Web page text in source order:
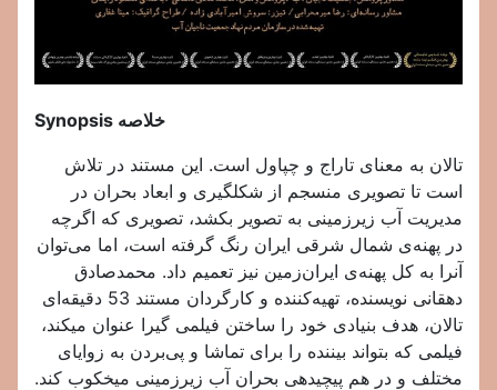
Synopsis خلاصه
تالان به معنای تاراج و چپاول است. این مستند در تلاش
است تا تصویری منسجم از شکلگیری و ابعاد بحران در
مدیریت آب زیرزمینی به تصویر بکشد، تصویری که اگرچه
در پهنه‌ی شمال شرقی ایران رنگ گرفته است، اما می‌توان
آنرا به کل پهنه‌ی ایران‌زمین نیز تعمیم داد. محمدصادق
دهقانی نویسنده، تهیه‌کننده و کارگردان مستند 53 دقیقه‌ای
تالان، هدف بنیادی خود را ساختن فیلمی گیرا عنوان میکند،
فیلمی که بتواند بیننده را برای تماشا و پی‌بردن به زوایای
مختلف و در هم پیچیدهی بحران آب زیرزمینی میخکوب کند.